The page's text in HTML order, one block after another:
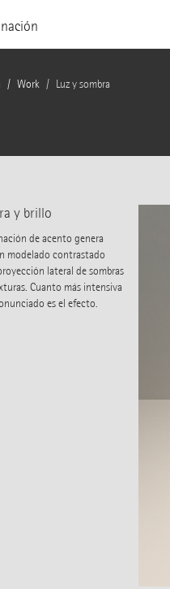
Work Luz y sombra
y brillo
de acento genera
modelado contrastado
lateral de sombras
Cuanto más intensiva
es el efecto.